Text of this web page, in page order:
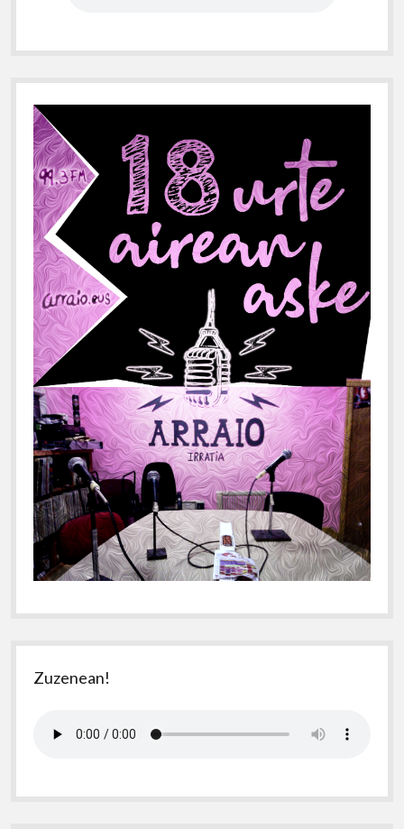
Zuzenean!